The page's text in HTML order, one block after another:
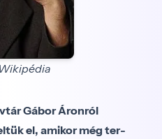
Gábor Áronról
el, amikor még ter­